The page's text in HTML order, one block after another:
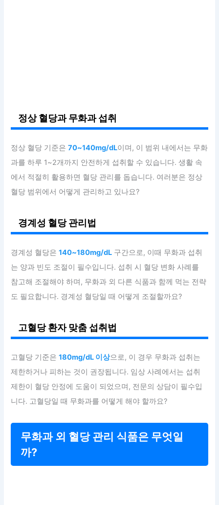
정상 혈당과 무화과 섭취
정상 혈당 기준은70~140mg/dL이며, 이 범위 내에서는 무화
과를 하루 1~2개까지 안전하게 섭취할 수 있습니다. 생활 속
에서 적절히 활용하면 혈당 관리를 돕습니다. 여러분은 정상
혈당 범위에서 어떻게 관리하고 있나요?
경계성 혈당 관리법
경계성 혈당은140~180mg/dL 구간으로, 이때 무화과 섭취
는 양과 빈도 조절이 필수입니다. 섭취 시 혈당 변화 사례를
참고해 조절해야 하며, 무화과 외 다른 식품과 함께 먹는 전략
도 필요합니다. 경계성 혈당일 때 어떻게 조절할까요?
고혈당 환자 맞춤 섭취법
고혈당 기준은180mg/dL 이상으로, 이 경우 무화과 섭취는
제한하거나 피하는 것이 권장됩니다. 임상 사례에서는 섭취
제한이 혈당 안정에 도움이 되었으며, 전문의 상담이 필수입
니다. 고혈당일 때 무화과를 어떻게 해야 할까요?
무화과 외 혈당 관리 식품은 무엇일
까?